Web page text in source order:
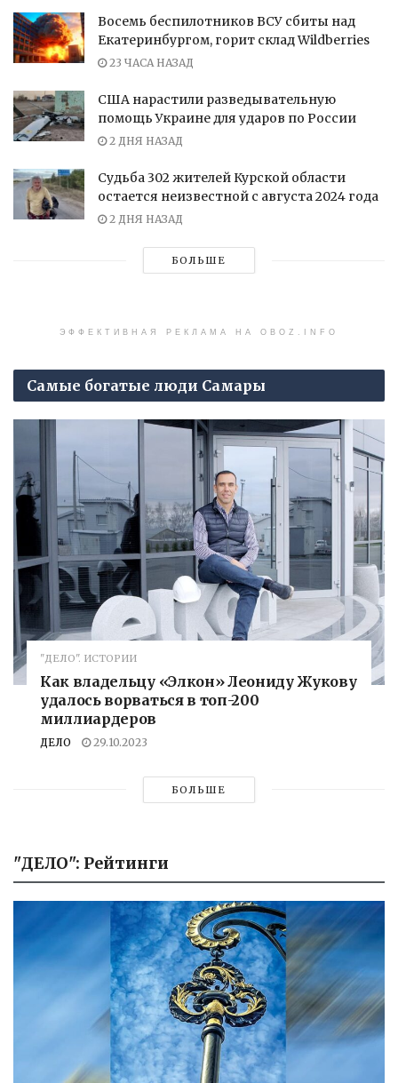
Восемь беспилотников ВСУ сбиты над
Екатеринбургом, горит склад Wildberries
23 ЧАСА НАЗАД
США нарастили разведывательную
помощь Украине для ударов по России
2 ДНЯ НАЗАД
Судьба 302 жителей Курской области
остается неизвестной с августа 2024 года
2 ДНЯ НАЗАД
БОЛЬШЕ
ЭФФЕКТИВНАЯ РЕКЛАМА НА OBOZ.INFO
Самые богатые люди Самары
"ДЕЛО". ИСТОРИИ
Как владельцу «Элкон» Леониду Жукову
удалось ворваться в топ-200
миллиардеров
ДЕЛО 29.10.2023
БОЛЬШЕ
"ДЕЛО": Рейтинги